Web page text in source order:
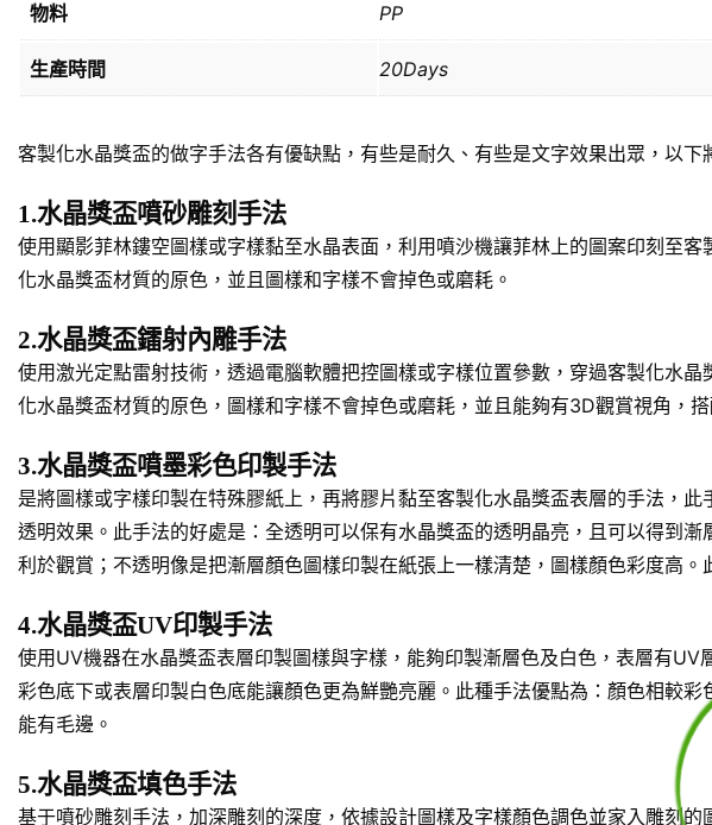
物料 PP
生產時間 20Days
客製化水晶獎盃的做字手法各有優缺點，有些是耐久、有些是文字效果出眾，以
1.水晶獎盃噴砂雕刻手法
使用顯影菲林鏤空圖樣或字樣黏至水晶表面，利用噴沙機讓菲林上的圖案印刻至
化水晶獎盃材質的原色，並且圖樣和字樣不會掉色或磨耗。
2.水晶獎盃鐳射內雕手法
使用激光定點雷射技術，透過電腦軟體把控圖樣或字樣位置參數，穿過客製化水
化水晶獎盃材質的原色，圖樣和字樣不會掉色或磨耗，並且能夠有3D觀賞視角，
3.水晶獎盃噴墨彩色印製手法
是將圖樣或字樣印製在特殊膠紙上，再將膠片黏至客製化水晶獎盃表層的手法，
透明效果。此手法的好處是：全透明可以保有水晶獎盃的透明晶亮，且可以得到
利於觀賞；不透明像是把漸層顏色圖樣印製在紙張上一樣清楚，圖樣顏色彩度高。
4.水晶獎盃UV印製手法
使用UV機器在水晶獎盃表層印製圖樣與字樣，能夠印製漸層色及白色，表層有
彩色底下或表層印製白色底能讓顏色更為鮮艷亮麗。此種手法優點為：顏色相較
能有毛邊。
5.水晶獎盃填色手法
基于噴砂雕刻手法，加深雕刻的深度，依據設計圖樣及字樣顏色調色並家入雕刻